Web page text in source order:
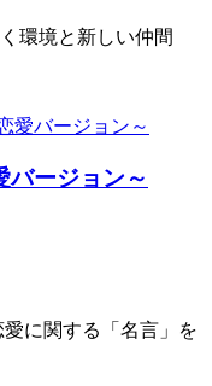
環境と新しい仲間
バージョン～
に関する「名言」を